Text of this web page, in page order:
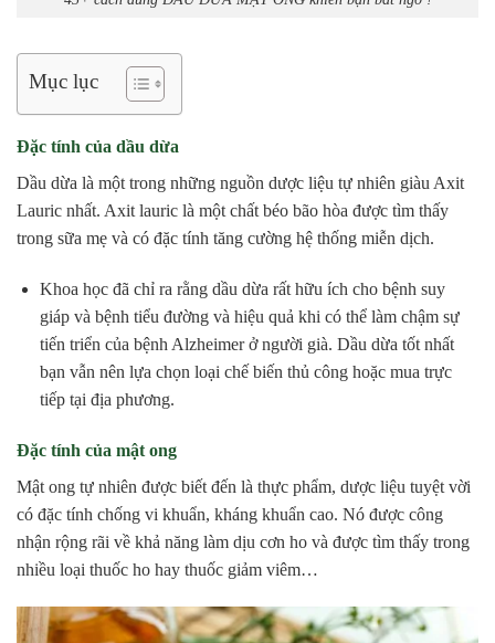
Mục lục
Đặc tính của dầu dừa
Dầu dừa là một trong những nguồn dược liệu tự nhiên giàu Axit
Lauric nhất. Axit lauric là một chất béo bão hòa được tìm thấy
trong sữa mẹ và có đặc tính tăng cường hệ thống miễn dịch.
Khoa học đã chỉ ra rằng dầu dừa rất hữu ích cho bệnh suy
giáp và bệnh tiểu đường và hiệu quả khi có thể làm chậm sự
tiến triển của bệnh Alzheimer ở người già. Dầu dừa tốt nhất
bạn vẫn nên lựa chọn loại chế biến thủ công hoặc mua trực
tiếp tại địa phương.
Đặc tính của mật ong
Mật ong tự nhiên được biết đến là thực phẩm, dược liệu tuyệt vời
có đặc tính chống vi khuẩn, kháng khuẩn cao. Nó được công
nhận rộng rãi về khả năng làm dịu cơn ho và được tìm thấy trong
nhiều loại thuốc ho hay thuốc giảm viêm…